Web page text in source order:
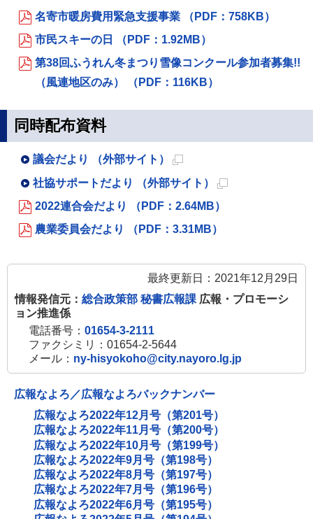
名寄市暖房費用緊急支援事業 （PDF：758KB）
市民スキーの日 （PDF：1.92MB）
第38回ふうれん冬まつり雪像コンクール参加者募集!!
（風連地区のみ） （PDF：116KB）
同時配布資料
議会だより （外部サイト）
新
ー
で
開
す
社協サポートだより （外部サイト）
新
ジ
で
ま
す
2022連合会だより （PDF：2.64MB）
農業委員会だより （PDF：3.31MB）
最終更新日：2021年12月29日
情報発信元： 総合政策部 秘書広報課 広報・プロモーシ
ョン推進係
電話番号： 01654-3-2111
ファクシミリ：01654-2-5644
メール： ny-hisyokoho@city.nayoro.lg.jp
広報なよろ／広報なよろバックナンバー
広報なよろ2022年12月号（第201号）
広報なよろ2022年11月号（第200号）
広報なよろ2022年10月号（第199号）
広報なよろ2022年9月号（第198号）
広報なよろ2022年8月号（第197号）
広報なよろ2022年7月号（第196号）
広報なよろ2022年6月号（第195号）